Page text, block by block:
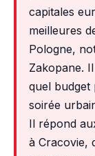
capitales
meilleures
Pologne,
Zakopane.
quel budget
soirée
Il répond
à Cracovie,